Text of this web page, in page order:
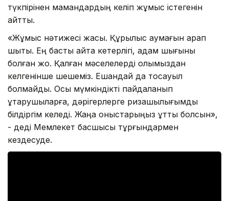
түкпірінен мамандардың келіп жұмыс істегенін
айтты.
«Жұмыс нәтижесі жақсы. Құрылыс аумағын қарап
шықтық. Ең басты айта кетерлігі, адам шығыны
болған жоқ. Қалған мәселелерді қолымыздан
келгенінше шешеміз. Ешқандай да тосқауыл
болмайды. Осы мүмкіндікті пайдаланып
құтқарушыларға, дәрігерлерге ризашылығымды
білдіргім келеді. Жаңа қоныстарыңыз құтты болсын»,
- деді Мемлекет басшысы тұрғындармен
кездесуде.